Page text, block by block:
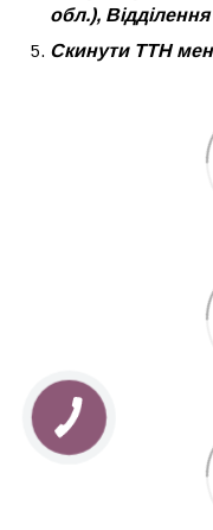
обл.),
Скинути ТТН